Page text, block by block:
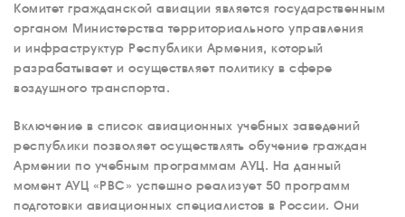
Комитет гражданской авиации является государственным
органом Министерства территориального управления
и инфраструктур Республики Армения, который
разрабатывает и осуществляет политику в сфере
воздушного транспорта.
Включение в список авиационных учебных заведений
республики позволяет осуществлять обучение граждан
Армении по учебным программам АУЦ. На данный
момент АУЦ «РВС» успешно реализует 50 программ
подготовки авиационных специалистов в России. Они